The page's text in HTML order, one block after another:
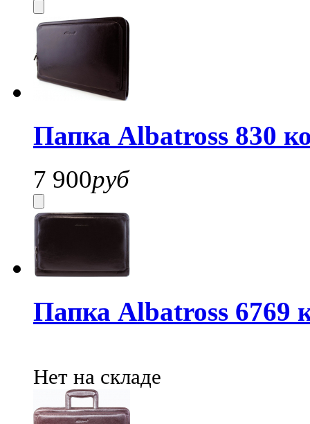
Папка Albatross 830
7 900руб
Папка Albatross 6769
Нет на складе